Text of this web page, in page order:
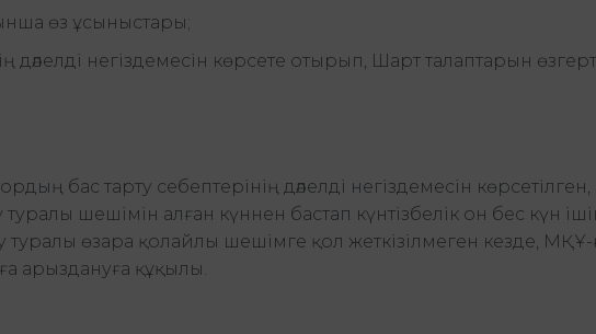
өз ұсыныстары;
дәлелді негіздемесін көрсете отырып, Шарт талаптарын
бас тарту себептерінің дәлелді негіздемесін
шешімін алған күннен бастап күнтізбелік он бес күн
туралы өзара қолайлы шешімге қол жеткізілмеген кезде, МҚҰ-
арыздануға құқылы.